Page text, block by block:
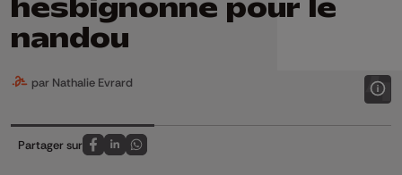
hesbignonne pour le
nandou
par Nathalie Evrard
Partager sur
Partagez sur FaceBook
Partagez sur LinkedIn
Partagez sur Whatsapp